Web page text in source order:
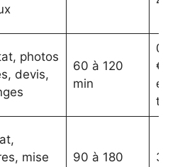
photos
devis,
60 à 120
min
0 à
€
mise
90 à 180